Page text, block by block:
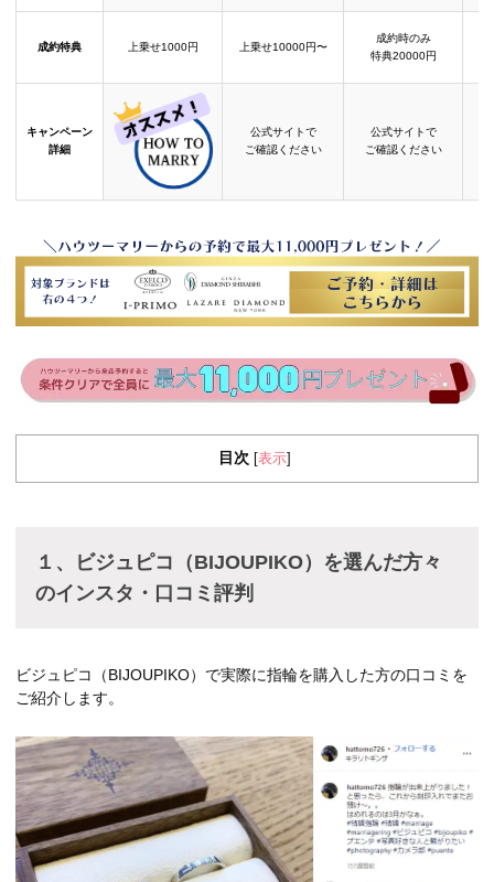
成約特典 上乗せ1000円 上乗せ10000円〜
成約時のみ
特典20000円
キャンペーン
詳細
公式サイトで
ご確認ください
公式サイトで
ご確認ください
目次 表示
１、ビジュピコ（BIJOUPIKO）を選んだ方々
のインスタ・口コミ評判
ビジュピコ（BIJOUPIKO）で実際に指輪を購入した方の口コミを
ご紹介します。